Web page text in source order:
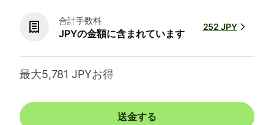
合計手数料
JPYの金額に含まれています
252 JPY
最大5,781 JPYお得
送金する